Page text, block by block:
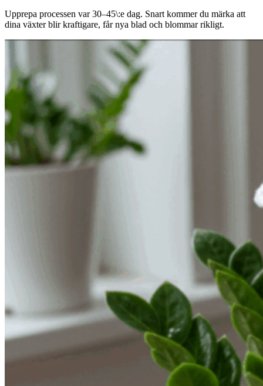
Upprepa processen var 30–45\:e dag. Snart kommer du märka att
dina växter blir kraftigare, får nya blad och blommar rikligt.